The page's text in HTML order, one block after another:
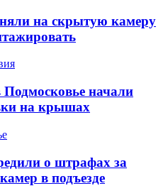
на скрытую камеру
начали
на крышах
о штрафах за
в подъезде